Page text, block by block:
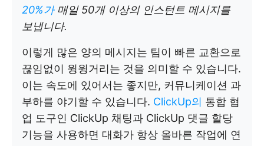
20%가 매일 50개 이상의 인스턴트 메시지를
보냅니다.
이렇게 많은 양의 메시지는 팀이 빠른 교환으로
끊임없이 윙윙거리는 것을 의미할 수 있습니다.
이는 속도에 있어서는 좋지만, 커뮤니케이션 과
부하를 야기할 수 있습니다. ClickUp의 통합 협
업 도구인 ClickUp 채팅과 ClickUp 댓글 할당
기능을 사용하면 대화가 항상 올바른 작업에 연